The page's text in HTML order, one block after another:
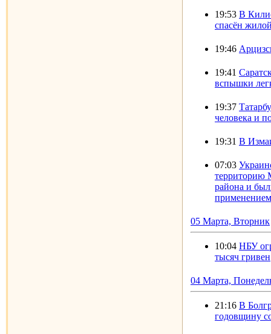
19:53 В
спасён
19:46
19:41
вспышки
19:37
человека и
19:31 В
07:03
территорию
района и
05 Марта, Вторник
10:04 НБУ
тысяч гривен
04 Марта,
21:16 В
годовщину